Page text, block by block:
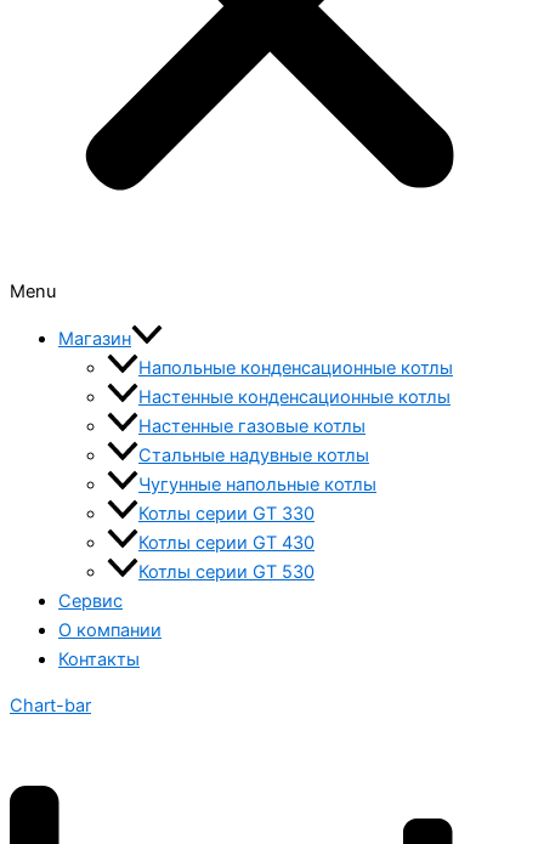
Menu
Магазин
Напольные конденсационные котлы
Настенные конденсационные котлы
Настенные газовые котлы
Стальные надувные котлы
Чугунные напольные котлы
Котлы серии GT 330
Котлы серии GT 430
Котлы серии GT 530
Сервис
О компании
Контакты
Chart-bar